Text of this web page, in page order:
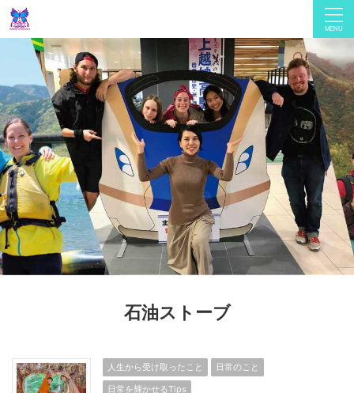
石油ストーブ
人生から受け取ったこと
日常のこと
日常を輝かせるTips